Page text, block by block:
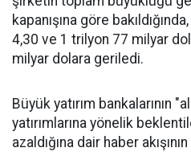
kapanışına göre
4,30 ve 1 trilyon 77 milyar
milyar dolara geriledi.
Büyük yatırım bankalarının
yatırımlarına yönelik
azaldığına dair haber